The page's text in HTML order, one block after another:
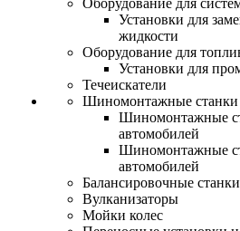
Оборудование для
Установки для
жидкости
Оборудование для
Установки для
Течеискатели
Шиномонтажные станки
Шиномонтажные
автомобилей
Шиномонтажные
автомобилей
Балансировочные станки
Вулканизаторы
Мойки колес